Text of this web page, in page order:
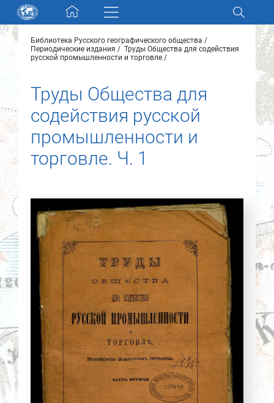
Skip navigation
Разделы и коллекции
Новости
О нас
Контакты
Партнеры
Найти
Библиотека Русского географического общества
Периодические издания
Труды Общества для содействия
русской промышленности и торговле
Труды Общества для
содействия русской
промышленности и
торговле. Ч. 1